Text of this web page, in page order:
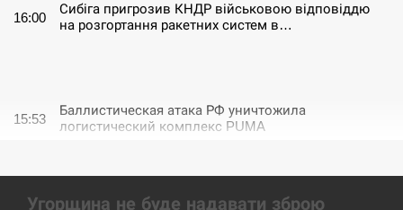
16:00
Сибіга пригрозив КНДР військовою відповіддю
на розгортання ракетних систем в…
15:53
Баллистическая атака РФ уничтожила
логистический комплекс PUMA
Угорщина не буде надавати зброю